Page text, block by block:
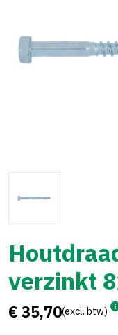
verzinkt
€ 35,70(excl. btw)